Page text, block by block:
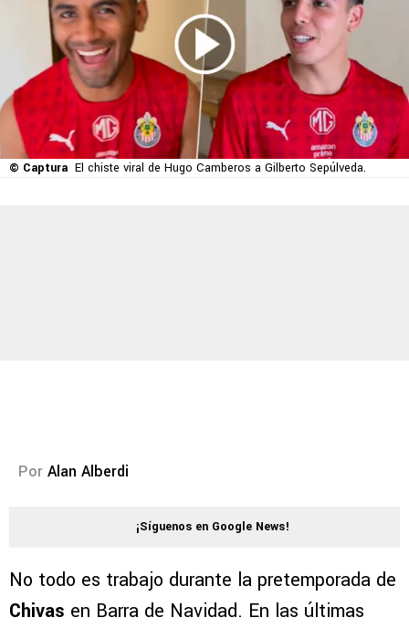
© Captura El chiste viral de Hugo Camberos a Gilberto Sepúlveda.
Por Alan Alberdi
¡Síguenos en Google News!
No todo es trabajo durante la pretemporada de
Chivas en Barra de Navidad. En las últimas